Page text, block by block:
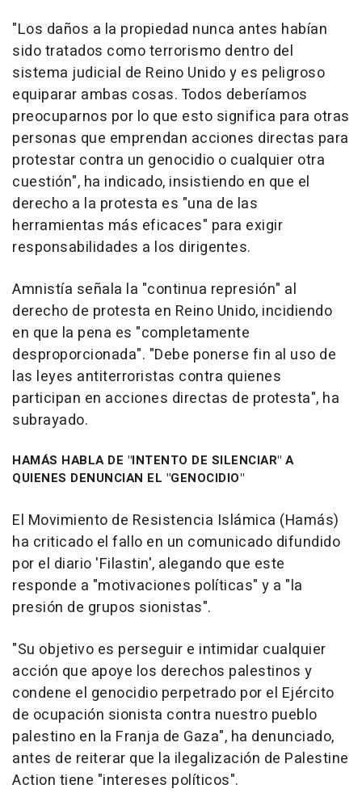
"Los daños a la propiedad nunca antes habían
sido tratados como terrorismo dentro del
sistema judicial de Reino Unido y es peligroso
equiparar ambas cosas. Todos deberíamos
preocuparnos por lo que esto significa para otras
personas que emprendan acciones directas para
protestar contra un genocidio o cualquier otra
cuestión", ha indicado, insistiendo en que el
derecho a la protesta es "una de las
herramientas más eficaces" para exigir
responsabilidades a los dirigentes.
Amnistía señala la "continua represión" al
derecho de protesta en Reino Unido, incidiendo
en que la pena es "completamente
desproporcionada". "Debe ponerse fin al uso de
las leyes antiterroristas contra quienes
participan en acciones directas de protesta", ha
subrayado.
HAMÁS HABLA DE "INTENTO DE SILENCIAR" A
QUIENES DENUNCIAN EL "GENOCIDIO"
El Movimiento de Resistencia Islámica (Hamás)
ha criticado el fallo en un comunicado difundido
por el diario 'Filastin', alegando que este
responde a "motivaciones políticas" y a "la
presión de grupos sionistas".
"Su objetivo es perseguir e intimidar cualquier
acción que apoye los derechos palestinos y
condene el genocidio perpetrado por el Ejército
de ocupación sionista contra nuestro pueblo
palestino en la Franja de Gaza", ha denunciado,
antes de reiterar que la ilegalización de Palestine
Action tiene "intereses políticos".